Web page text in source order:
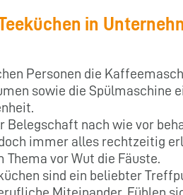
in
Personen die
sowie die Spülmaschine
Belegschaft nach wie vor
immer alles rechtzeitig
vor Wut die Fäuste.
sind ein beliebter
Miteinander. Fühlen